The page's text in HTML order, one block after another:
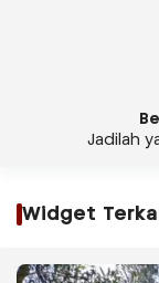
Jadilah
Widget